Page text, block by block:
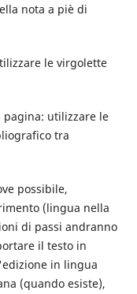
nota a piè di
le virgolette
utilizzare le
tra
possibile,
(lingua nella
di passi andranno
il testo in
in lingua
(quando esiste),